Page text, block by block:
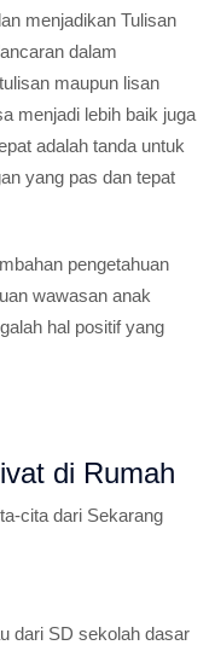
menjadikan Tulisan
dalam
maupun lisan
menjadi lebih baik juga
adalah tanda untuk
yang pas dan tepat
pengetahuan
wawasan anak
hal positif yang
di Rumah
cita dari Sekarang
dari SD sekolah dasar